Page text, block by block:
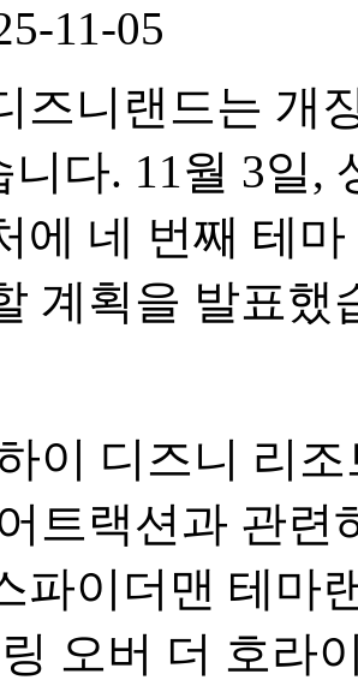
11-05
즈니랜드는 개
니다. 11월 3일,
에 네 번째 테
계획을 발표했
이 디즈니 리
트랙션과 관련
파이더맨 테마
오버 더 호라